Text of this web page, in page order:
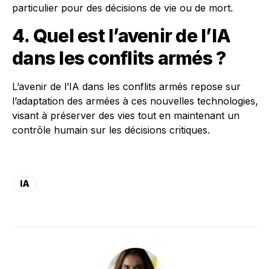
particulier pour des décisions de vie ou de mort.
4. Quel est l’avenir de l’IA
dans les conflits armés ?
L’avenir de l’IA dans les conflits armés repose sur
l’adaptation des armées à ces nouvelles technologies,
visant à préserver des vies tout en maintenant un
contrôle humain sur les décisions critiques.
IA